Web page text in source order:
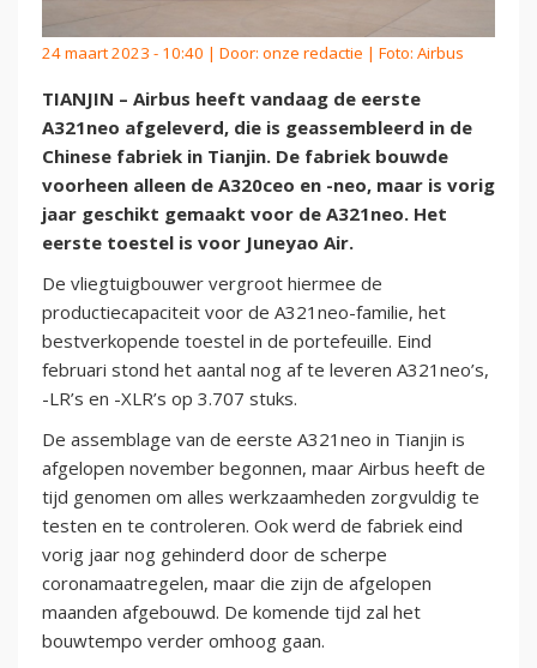
24 maart 2023 - 10:40 | Door: onze redactie | Foto: Airbus
TIANJIN – Airbus heeft vandaag de eerste
A321neo afgeleverd, die is geassembleerd in de
Chinese fabriek in Tianjin. De fabriek bouwde
voorheen alleen de A320ceo en -neo, maar is vorig
jaar geschikt gemaakt voor de A321neo. Het
eerste toestel is voor Juneyao Air.
De vliegtuigbouwer vergroot hiermee de
productiecapaciteit voor de A321neo-familie, het
bestverkopende toestel in de portefeuille. Eind
februari stond het aantal nog af te leveren A321neo’s,
-LR’s en -XLR’s op 3.707 stuks.
De assemblage van de eerste A321neo in Tianjin is
afgelopen november begonnen, maar Airbus heeft de
tijd genomen om alles werkzaamheden zorgvuldig te
testen en te controleren. Ook werd de fabriek eind
vorig jaar nog gehinderd door de scherpe
coronamaatregelen, maar die zijn de afgelopen
maanden afgebouwd. De komende tijd zal het
bouwtempo verder omhoog gaan.